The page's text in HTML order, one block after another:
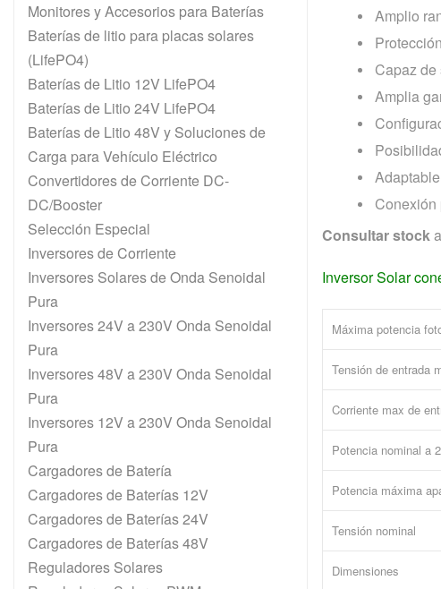
Amplio
Capaz de
Amplia
Conexión
Consultar stock
Inversor Solar
Máxima potencia
Tensión de entrada
Corriente max de
Potencia nominal a
Potencia máxima
Tensión nominal
Dimensiones
Monitores y Accesorios para Baterías
Baterías de litio para placas solares
(LifePO4)
Baterías de Litio 12V LifePO4
Baterías de Litio 24V LifePO4
Baterías de Litio 48V y Soluciones de
Carga para Vehículo Eléctrico
Convertidores de Corriente DC-
DC/Booster
Selección Especial
Inversores de Corriente
Inversores Solares de Onda Senoidal
Pura
Inversores 24V a 230V Onda Senoidal
Pura
Inversores 48V a 230V Onda Senoidal
Pura
Inversores 12V a 230V Onda Senoidal
Pura
Cargadores de Batería
Cargadores de Baterías 12V
Cargadores de Baterías 24V
Cargadores de Baterías 48V
Reguladores Solares